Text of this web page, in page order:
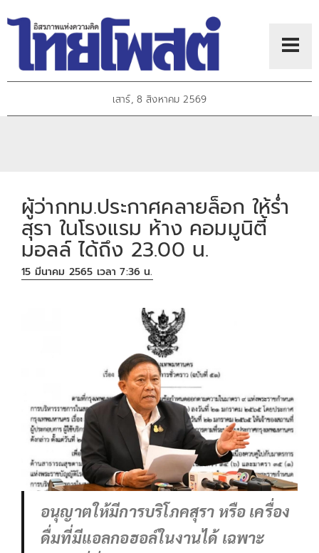
เสาร์, 8 สิงหาคม 2569
ผู้ว่ากทม.ประกาศคลายล็อก ให้ร่ำ
สุรา ในโรงแรม ห้าง คอมมูนิตี้
มอลล์ ได้ถึง 23.00 น.
15 มีนาคม 2565 เวลา 7:36 น.
อนุญาตให้มีการบริโภคสุรา หรือ เครื่อง
ดื่มที่มีแอลกอฮอล์ในงานได้ เฉพาะ